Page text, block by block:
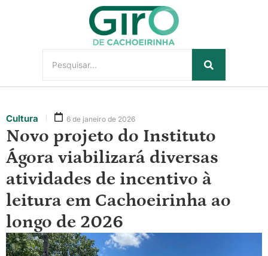
Cultura 6 de janeiro de 2026
Novo projeto do Instituto
Ágora viabilizará diversas
atividades de incentivo à
leitura em Cachoeirinha ao
longo de 2026